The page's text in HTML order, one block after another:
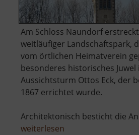
Am Schloss Naundorf
weitläufiger Landschaftspark,
vom örtlichen Heimatverein
besonderes historisches
Aussichtsturm Ottos Eck, der
1867 errichtet wurde.
Architektonisch besticht die
weiterlesen